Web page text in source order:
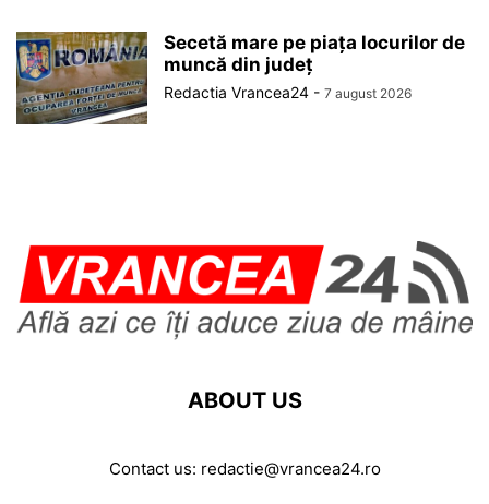
Secetă mare pe piața locurilor de
muncă din județ
Redactia Vrancea24 - 7 august 2026
ABOUT US
Contact us: redactie@vrancea24.ro